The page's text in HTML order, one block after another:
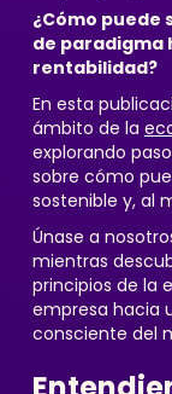
¿Cómo puede
de paradigma
rentabilidad?
En esta
ámbito de la
explorando
sobre cómo
sostenible y, al
Únase a
mientras
principios de la
empresa hacia
consciente del